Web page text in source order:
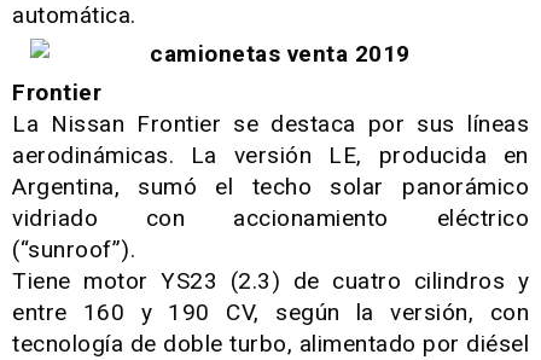
automática.
Frontier
La Nissan Frontier se destaca por sus líneas
aerodinámicas. La versión LE, producida en
Argentina, sumó el techo solar panorámico
vidriado con accionamiento eléctrico
(“sunroof”).
Tiene motor YS23 (2.3) de cuatro cilindros y
entre 160 y 190 CV, según la versión, con
tecnología de doble turbo, alimentado por diésel